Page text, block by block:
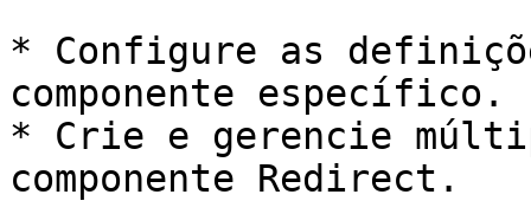
* Configure as
componente específico.
* Crie e gerencie
componente Redirect.